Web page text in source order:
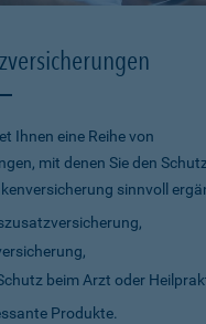
Ihnen eine Reihe von
mit denen Sie den
sinnvoll
beim Arzt oder
Produkte.